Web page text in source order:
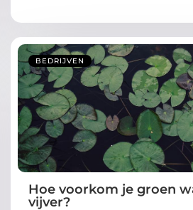
BEDRIJVEN
Hoe voorkom je groen
vijver?